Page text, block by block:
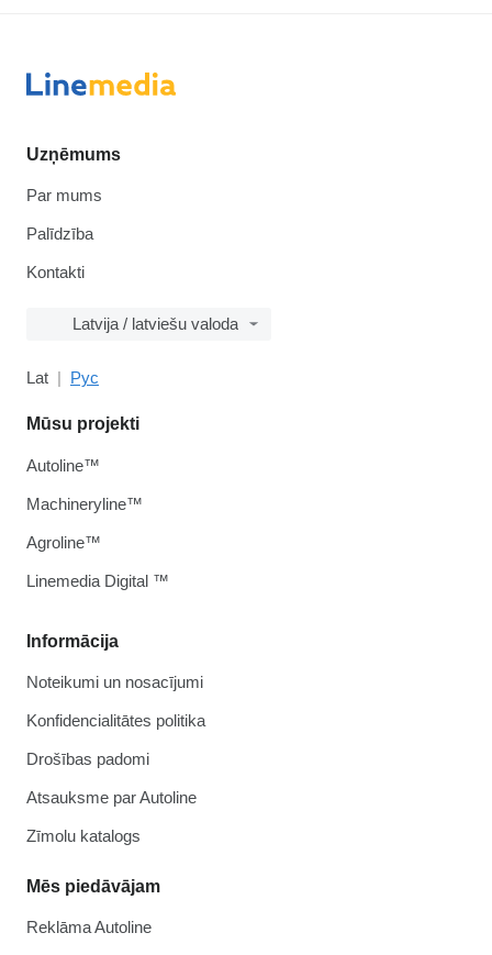
Uzņēmums
Par mums
Palīdzība
Kontakti
Latvija / latviešu valoda
Lat Рус
Informācija
Noteikumi un nosacījumi
Konfidencialitātes politika
Drošības padomi
Atsauksme par Autoline
Zīmolu katalogs
Mēs piedāvājam
Reklāma Autoline
Mūsu projekti
Autoline™
Machineryline™
Agroline™
Linemedia Digital ™